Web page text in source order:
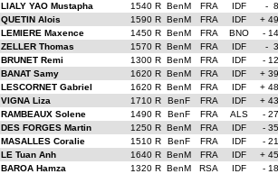
LIALY YAO Mustapha 1540 R BenM FRA IDF
-
QUETIN Alois 1590 R BenM FRA IDF
+
LEMIERE Maxence 1450 R BenM FRA BNO
-
ZELLER Thomas 1570 R BenM FRA IDF
-
BRUNET Remi 1300 R BenM FRA IDF
-
BANAT Samy 1620 R BenM FRA IDF
+
LESCORNET Gabriel 1620 R BenM FRA IDF
+
VIGNA Liza 1710 R BenF FRA IDF
+
RAMBEAUX Solene 1490 R BenF FRA ALS
-
DES FORGES Martin 1250 R BenM FRA IDF
-
MASALLES Coralie 1510 R BenF FRA IDF
-
LE Tuan Anh 1640 R BenM FRA IDF
+
BAROA Hamza 1320 R BenM RSA IDF
-